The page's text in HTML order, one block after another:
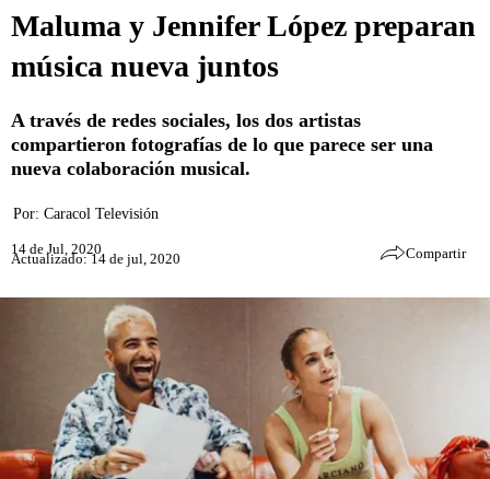
Maluma y Jennifer López preparan
música nueva juntos
A través de redes sociales, los dos artistas
compartieron fotografías de lo que parece ser una
nueva colaboración musical.
Por: Caracol Televisión
14 de Jul, 2020
Actualizado: 14 de jul, 2020 Compartir